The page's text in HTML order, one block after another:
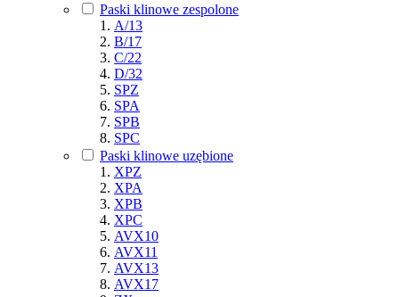
Paski klinowe zespolone
A/13
B/17
C/22
D/32
SPZ
SPA
SPB
SPC
Paski klinowe uzębione
XPZ
XPA
XPB
XPC
AVX10
AVX11
AVX13
AVX17